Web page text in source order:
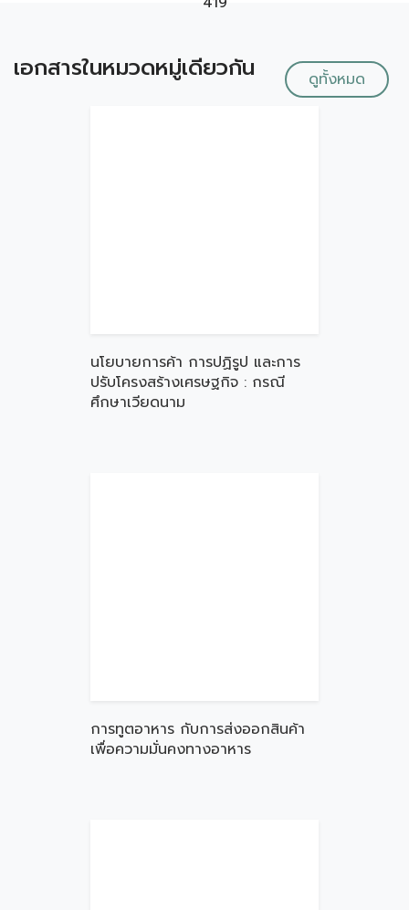
เอกสารในหมวดหมู่เดียวกัน ดูทั้งหมด
นโยบายการค้า การปฏิรูป และการ
ปรับโครงสร้างเศรษฐกิจ : กรณี
ศึกษาเวียดนาม
การทูตอาหาร กับการส่งออกสินค้า
เพื่อความมั่นคงทางอาหาร